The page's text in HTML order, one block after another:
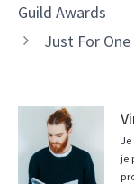
Guild Awards
Just For
Je
je